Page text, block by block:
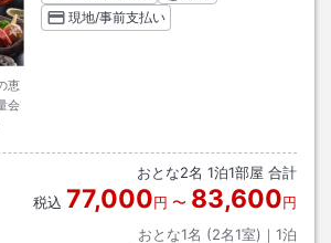
恵
会
現地/事前支払い
おとな2名 1泊1部屋 合計
税込 77,000円 〜 83,600円
おとな1名 (2名1室)｜ 1泊